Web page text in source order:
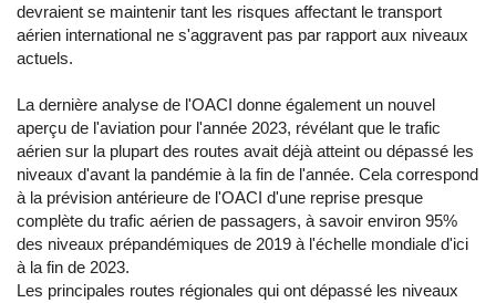
devraient se maintenir tant les risques affectant le transport
aérien international ne s'aggravent pas par rapport aux niveaux
actuels.
La dernière analyse de l'OACI donne également un nouvel
aperçu de l'aviation pour l'année 2023, révélant que le trafic
aérien sur la plupart des routes avait déjà atteint ou dépassé les
niveaux d'avant la pandémie à la fin de l'année. Cela correspond
à la prévision antérieure de l'OACI d'une reprise presque
complète du trafic aérien de passagers, à savoir environ 95%
des niveaux prépandémiques de 2019 à l'échelle mondiale d'ici
à la fin de 2023.
Les principales routes régionales qui ont dépassé les niveaux